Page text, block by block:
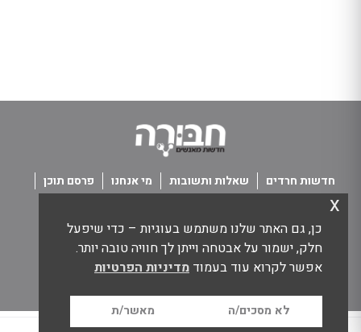
כן, גם האתר שלנו משתמש בעוגיות – כדי שיפעל
חלק, ישמור על אבטחה וייתן לך חוויה טובה יותר.
אפשר לקרוא עוד בעמוד מדיניות הפרטיות
לא מסכים/ה מאשר/ת
x
חדשות חרדים שאלות ותשובות מי אנחנו
פרסם תוכן
כל הזכויות שמורות חבורה - חדשות מאנשים